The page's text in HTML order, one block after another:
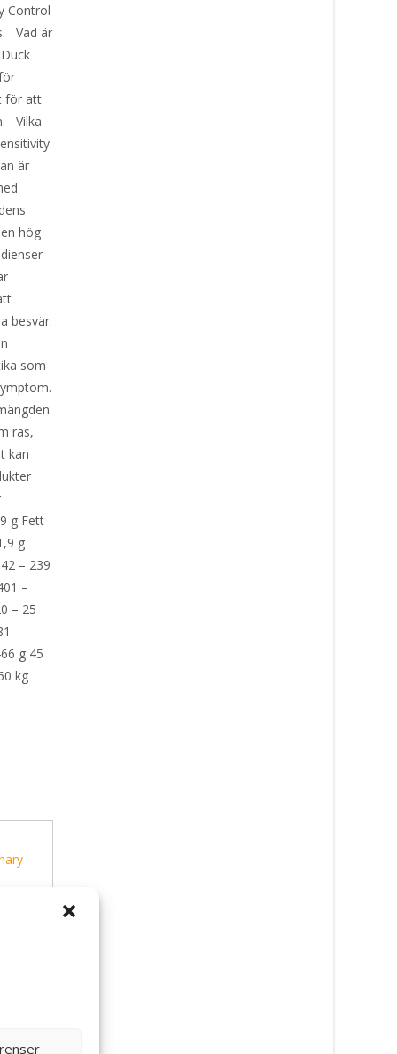
Control
Vad är
för att
Vilka
är
hög
besvär.
som
ras,
kan
g Fett
g
– 239
–
– 25
–
g 45
kg